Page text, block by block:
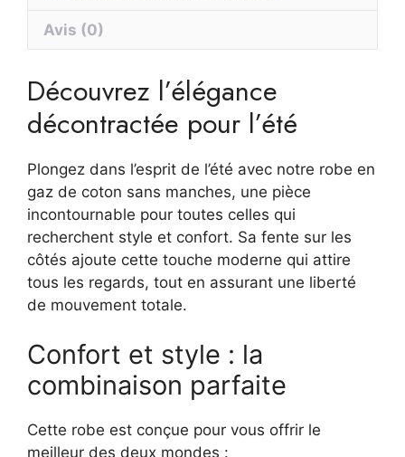
sur
côtés,
et
confortable
pour
l'été
Avis (0)
Découvrez l’élégance
décontractée pour l’été
Plongez dans l’esprit de l’été avec notre robe en
gaz de coton sans manches, une pièce
incontournable pour toutes celles qui
recherchent style et confort. Sa fente sur les
côtés ajoute cette touche moderne qui attire
tous les regards, tout en assurant une liberté
de mouvement totale.
Confort et style : la
combinaison parfaite
Cette robe est conçue pour vous offrir le
meilleur des deux mondes :